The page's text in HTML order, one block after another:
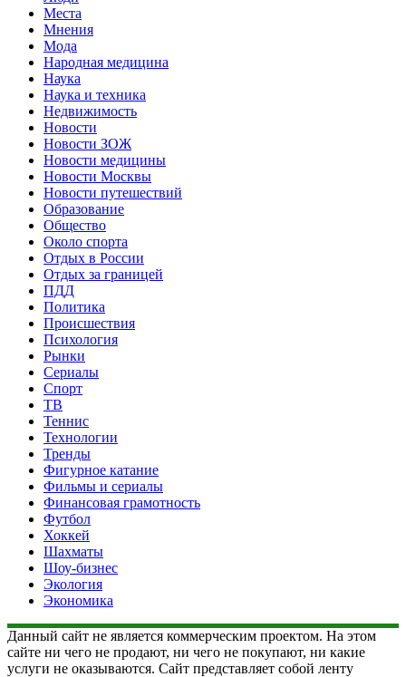
Места
Мнения
Мода
Народная медицина
Наука
Наука и техника
Недвижимость
Новости
Новости ЗОЖ
Новости медицины
Новости Москвы
Новости путешествий
Образование
Общество
Около спорта
Отдых в России
Отдых за границей
ПДД
Политика
Происшествия
Психология
Рынки
Сериалы
Спорт
ТВ
Теннис
Технологии
Тренды
Фигурное катание
Фильмы и сериалы
Финансовая грамотность
Футбол
Хоккей
Шахматы
Шоу-бизнес
Экология
Экономика
Данный сайт не является коммерческим проектом. На этом
сайте ни чего не продают, ни чего не покупают, ни какие
услуги не оказываются. Сайт представляет собой ленту